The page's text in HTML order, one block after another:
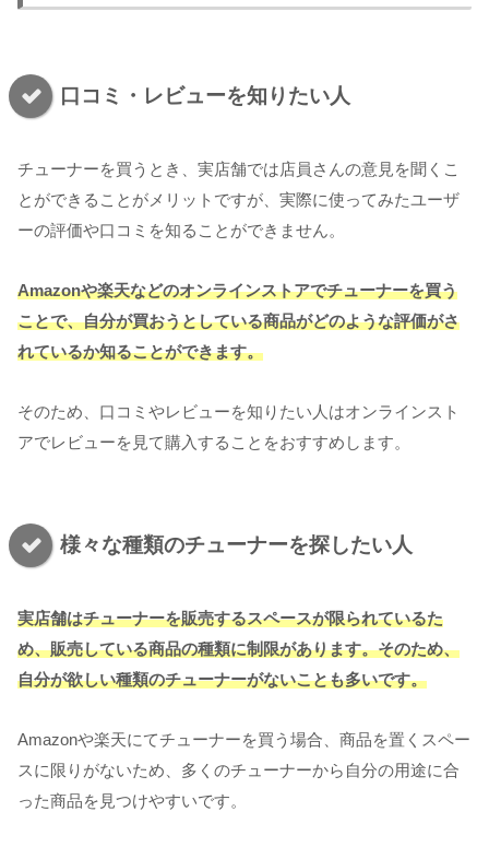
口コミ・レビューを知りたい人
チューナーを買うとき、実店舗では店員さんの意見を聞くこ
とができることがメリットですが、実際に使ってみたユーザ
ーの評価や口コミを知ることができません。
Amazonや楽天などのオンラインストアでチューナーを買う
ことで、自分が買おうとしている商品がどのような評価がさ
れているか知ることができます。
そのため、口コミやレビューを知りたい人はオンラインスト
アでレビューを見て購入することをおすすめします。
様々な種類のチューナーを探したい人
実店舗はチューナーを販売するスペースが限られているた
め、販売している商品の種類に制限があります。そのため、
自分が欲しい種類のチューナーがないことも多いです。
Amazonや楽天にてチューナーを買う場合、商品を置くスペー
スに限りがないため、多くのチューナーから自分の用途に合
った商品を見つけやすいです。